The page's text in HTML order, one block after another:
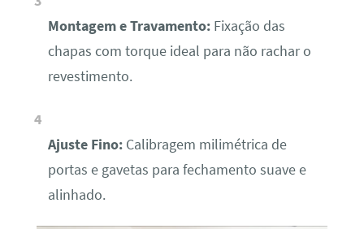
Montagem e Travamento:Fixação das
chapas com torque ideal para não rachar o
revestimento.
Ajuste Fino:Calibragem milimétrica de
portas e gavetas para fechamento suave e
alinhado.